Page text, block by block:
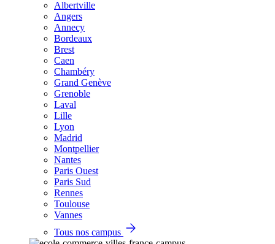
Albertville
Angers
Annecy
Bordeaux
Brest
Caen
Chambéry
Grand Genève
Grenoble
Laval
Lille
Lyon
Madrid
Montpellier
Nantes
Paris Ouest
Paris Sud
Rennes
Toulouse
Vannes
Tous nos campus